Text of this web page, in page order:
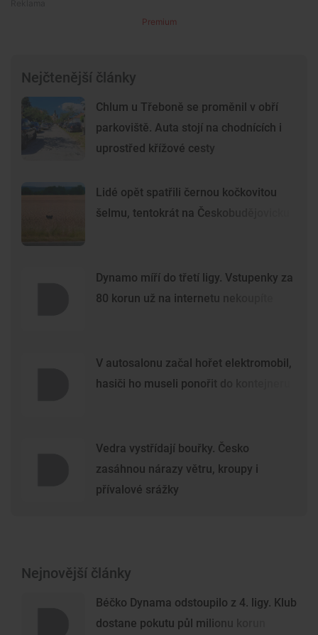
Premium
Nejčtenější články
Chlum u Třeboně se proměnil v obří
parkoviště. Auta stojí na chodnících i
uprostřed křížové cesty
Lidé opět spatřili černou kočkovitou
šelmu, tentokrát na Českobudějovicku
Dynamo míří do třetí ligy. Vstupenky za
80 korun už na internetu nekoupíte
V autosalonu začal hořet elektromobil,
hasiči ho museli ponořit do kontejneru
Vedra vystřídají bouřky. Česko
zasáhnou nárazy větru, kroupy i
přívalové srážky
Nejnovější články
Béčko Dynama odstoupilo z 4. ligy. Klub
dostane pokutu půl milionu korun